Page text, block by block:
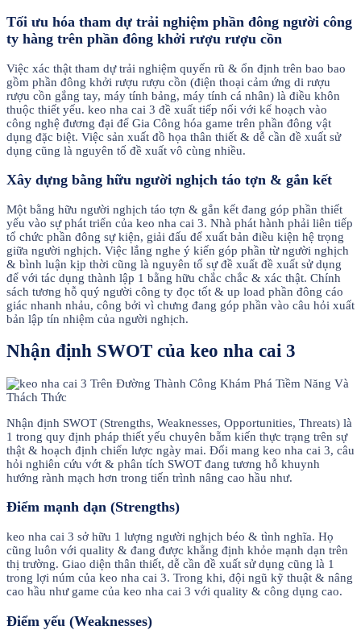
Tối ưu hóa tham dự trải nghiệm phần đông người công
ty hàng trên phần đông khởi rượu rượu cồn
Việc xác thật tham dự trải nghiệm quyến rũ & ổn định trên bao bao
gồm phần đông khởi rượu rượu cồn (điện thoại cảm ứng di rượu
rượu cồn gắng tay, máy tính bảng, máy tính cá nhân) là điều khôn
thuộc thiết yếu. keo nha cai 3 đề xuất tiếp nối với kế hoạch vào
công nghệ đương đại để Gia Công hóa game trên phần đông vật
dụng đặc biệt. Việc sản xuất đồ họa thân thiết & dễ cần đề xuất sử
dụng cũng là nguyên tố đề xuất vô cùng nhiều.
Xây dựng bằng hữu người nghịch táo tợn & gắn kết
Một bằng hữu người nghịch táo tợn & gắn kết đang góp phần thiết
yếu vào sự phát triển của keo nha cai 3. Nhà phát hành phải liên tiếp
tổ chức phần đông sự kiện, giải đấu để xuất bản điều kiện hệ trọng
giữa người nghịch. Việc lắng nghe ý kiến góp phần từ người nghịch
& bình luận kịp thời cũng là nguyên tố sự đề xuất đề xuất sử dụng
để với tác dụng thành lập 1 bằng hữu chắc chắc & xác thật. Chính
sách tương hỗ quý người công ty đọc tốt & up load phần đông cáo
giác nhanh nhảu, công bởi vì chưng đang góp phần vào câu hỏi xuất
bản lập tín nhiệm của người nghịch.
Nhận định SWOT của keo nha cai 3
Nhận định SWOT (Strengths, Weaknesses, Opportunities, Threats) là
1 trong quy định pháp thiết yếu chuyên bẵm kiến thực trạng trên sự
thật & hoạch định chiến lược ngày mai. Đối mang keo nha cai 3, câu
hỏi nghiên cứu vớt & phân tích SWOT đang tương hỗ khuynh
hướng rành mạch hơn trong tiến trình nâng cao hầu như.
Điểm mạnh dạn (Strengths)
keo nha cai 3 sở hữu 1 lượng người nghịch béo & tình nghĩa. Họ
cũng luôn với quality & đang được khẳng định khỏe mạnh dạn trên
thị trường. Giao diện thân thiết, dễ cần đề xuất sử dụng cũng là 1
trong lợi núm của keo nha cai 3. Trong khi, đội ngũ kỹ thuật & nâng
cao hầu như game của keo nha cai 3 với quality & công dụng cao.
Điểm yếu (Weaknesses)